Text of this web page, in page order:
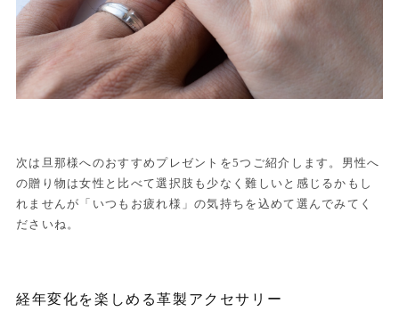
次は旦那様へのおすすめプレゼントを5つご紹介します。男性へ
の贈り物は女性と比べて選択肢も少なく難しいと感じるかもし
れませんが「いつもお疲れ様」の気持ちを込めて選んでみてく
ださいね。
経年変化を楽しめる革製アクセサリー